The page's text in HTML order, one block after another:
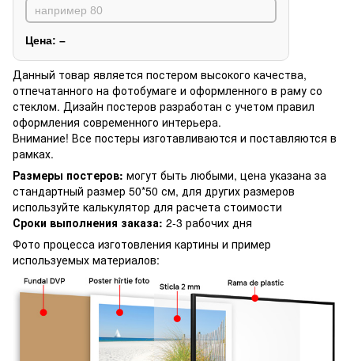
Цена: –
Данный товар является постером высокого качества,
отпечатанного на фотобумаге и оформленного в раму со
стеклом. Дизайн постеров разработан с учетом правил
оформления современного интерьера.
Внимание! Все постеры изготавливаются и поставляются в
рамках.
Размеры постеров: могут быть любыми, цена указана за
стандартный размер 50*50 см, для других размеров
используйте калькулятор для расчета стоимости
Сроки выполнения заказа: 2-3 рабочих дня
Фото процесса изготовления картины и пример
используемых материалов: